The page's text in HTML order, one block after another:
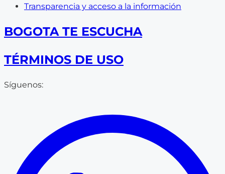
Transparencia y acceso a la información
BOGOTA TE ESCUCHA
TÉRMINOS DE USO
Síguenos: